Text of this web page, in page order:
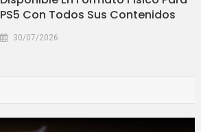
PS5 Con Todos Sus Contenidos
30/07/2026